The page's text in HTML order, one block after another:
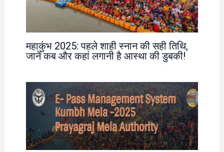
महाकुंभ 2025: पहले शाही स्नान की सही तिथि,
जानें कब और कहां लगानी है आस्था की डुबकी!